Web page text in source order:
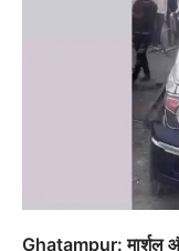
Ghatampur: मार्शल